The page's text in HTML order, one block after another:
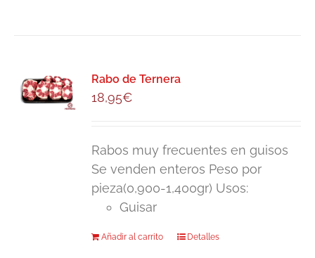
Rabo de Ternera
18,95€
Rabos muy frecuentes en guisos
Se venden enteros Peso por
pieza(0,900-1,400gr) Usos:
Guisar
Añadir al carrito Detalles